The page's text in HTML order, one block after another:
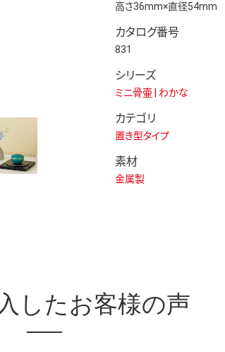
高さ36mm×直径54mm
カタログ番号
831
シリーズ
ミニ骨壷 | わかな
カテゴリ
置き型タイプ
素材
金属製
したお客様の声